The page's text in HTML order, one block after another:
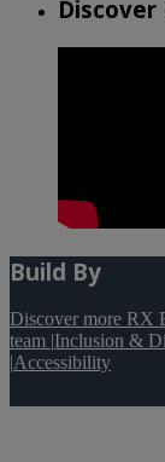
Discover
Build By
Discover more RX
team |Inclusion &
|Accessibility